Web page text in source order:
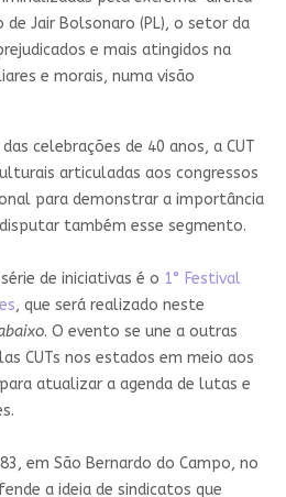
Jair Bolsonaro (PL), o setor da
e mais atingidos na
e morais, numa visão
celebrações de 40 anos, a CUT
articuladas aos congressos
para demonstrar a importância
também esse segmento.
de iniciativas é o 1° Festival
, que será realizado neste
. O evento se une a outras
CUTs nos estados em meio aos
atualizar a agenda de lutas e
em São Bernardo do Campo, no
a ideia de sindicatos que